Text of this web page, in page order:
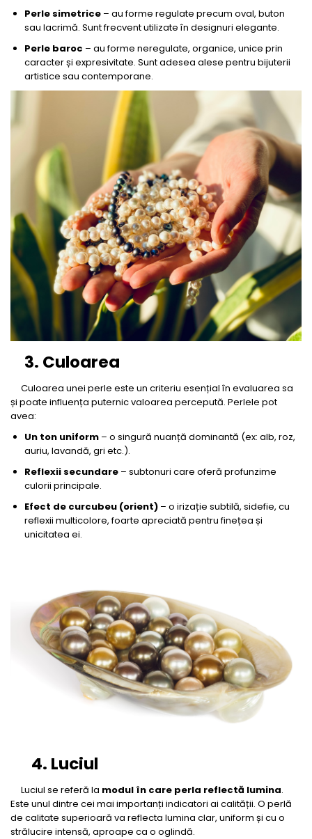
Perle simetrice – au forme regulate precum oval, buton
sau lacrimă. Sunt frecvent utilizate în designuri elegante.
Perle baroc – au forme neregulate, organice, unice prin
caracter și expresivitate. Sunt adesea alese pentru bijuterii
artistice sau contemporane.
3. Culoarea
Culoarea unei perle este un criteriu esențial în evaluarea sa
și poate influența puternic valoarea percepută. Perlele pot
avea:
Un ton uniform – o singură nuanță dominantă (ex: alb, roz,
auriu, lavandă, gri etc.).
Reflexii secundare – subtonuri care oferă profunzime
culorii principale.
Efect de curcubeu (orient) – o irizație subtilă, sidefie, cu
reflexii multicolore, foarte apreciată pentru finețea și
unicitatea ei.
4. Luciul
Luciul se referă la modul în care perla reflectă lumina.
Este unul dintre cei mai importanți indicatori ai calității. O perlă
de calitate superioară va reflecta lumina clar, uniform și cu o
strălucire intensă, aproape ca o oglindă.